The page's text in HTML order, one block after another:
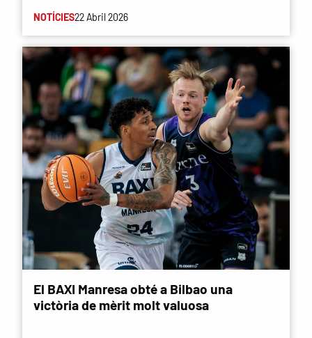
NOTÍCIES22 Abril 2026
El BAXI Manresa obté a Bilbao una
victòria de mèrit molt valuosa